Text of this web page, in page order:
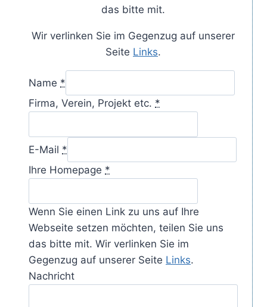
das bitte mit.
Wir verlinken Sie im Gegenzug auf unserer
Seite Links.
Name *
Firma, Verein, Projekt etc. *
E-Mail *
Ihre Homepage *
Wenn Sie einen Link zu uns auf Ihre
Webseite setzen möchten, teilen Sie uns
das bitte mit. Wir verlinken Sie im
Gegenzug auf unserer Seite Links.
Nachricht